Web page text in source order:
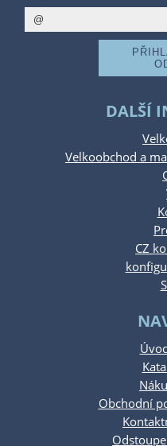
DALŠÍ
Velkoobchod a
CZ
Obchodní